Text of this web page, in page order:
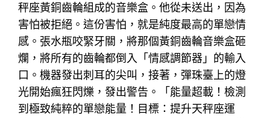
秤座黃銅齒輪組成的音樂盒。他從未送出，因為
害怕被拒絕。這份害怕，就是純度最高的單戀情
感。張水瓶咬緊牙關，將那個黃銅齒輪音樂盒砸
爛，將所有的齒輪都倒入「情感調節器」的輸入
口。機器發出刺耳的尖叫，接著，彈珠臺上的燈
光開始瘋狂閃爍，發出警告。「能量超載！檢測
到極致純粹的單戀能量！目標：提升天秤座運